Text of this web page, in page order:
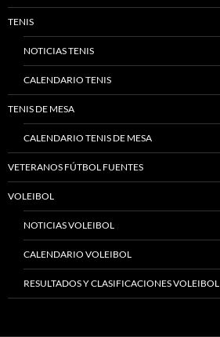
TENIS
NOTICIAS TENIS
CALENDARIO TENIS
TENIS DE MESA
CALENDARIO TENIS DE MESA
VETERANOS FÚTBOL FUENTES
VOLEIBOL
NOTICIAS VOLEIBOL
CALENDARIO VOLEIBOL
RESULTADOS Y CLASIFICACIONES VOLEIBOL